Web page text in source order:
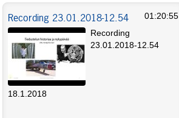
Recording 23.01.2018-12.54
01:20:55
Recording
23.01.2018-12.54
18.1.2018